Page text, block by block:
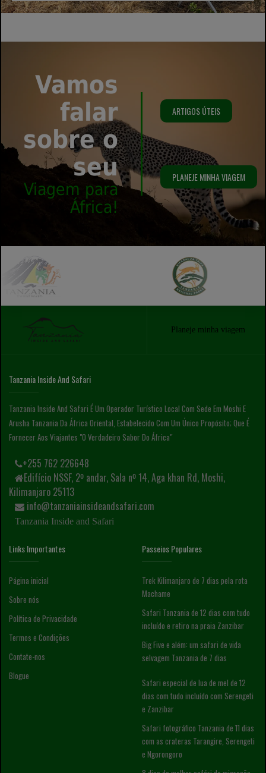
Vamos
falar
sobre o
seu
Viagem para
África!
ARTIGOS ÚTEIS
PLANEJE MINHA VIAGEM
Planeje minha viagem
Tanzania Inside And Safari
Tanzania Inside And Safari É Um Operador Turístico Local Com Sede Em Moshi E
Arusha Tanzania Da África Oriental, Estabelecido Com Um Único Propósito; Que É
Fornecer Aos Viajantes "o Verdadeiro Sabor Do África"
+255 762 226648
Edifício NSSF, 2º andar, Sala nº 14, Aga khan Rd, Moshi,
Kilimanjaro 25113
info@tanzaniainsideandsafari.com
Tanzania Inside and Safari
Links Importantes
Página inicial
Sobre nós
Política de Privacidade
Termos e Condições
Contate-nos
Blogue
Passeios Populares
Trek Kilimanjaro de 7 dias pela rota
Machame
Safari Tanzania de 12 dias com tudo
incluído e retiro na praia Zanzibar
Big Five e além: um safari de vida
selvagem Tanzania de 7 dias
Safari especial de lua de mel de 12
dias com tudo incluído com Serengeti
e Zanzibar
Safari fotográfico Tanzania de 11 dias
com as crateras Tarangire, Serengeti
e Ngorongoro